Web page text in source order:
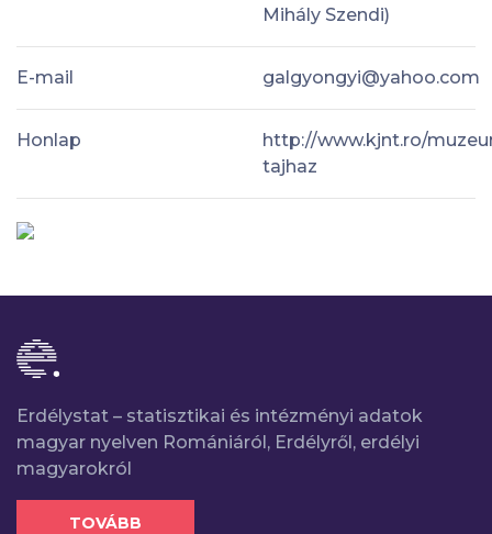
Mihály Szendi)
E-mail galgyongyi@yahoo.com
Honlap
http://www.kjnt.ro/
tajhaz
Erdélystat – statisztikai és intézményi adatok
magyar nyelven Romániáról, Erdélyről, erdélyi
magyarokról
TOVÁBB